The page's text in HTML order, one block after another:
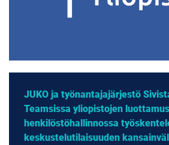
JUKO ja työnantajajärjestö
Teamsissa yliopistojen
henkilöstöhallinnossa
keskustelutilaisuuden